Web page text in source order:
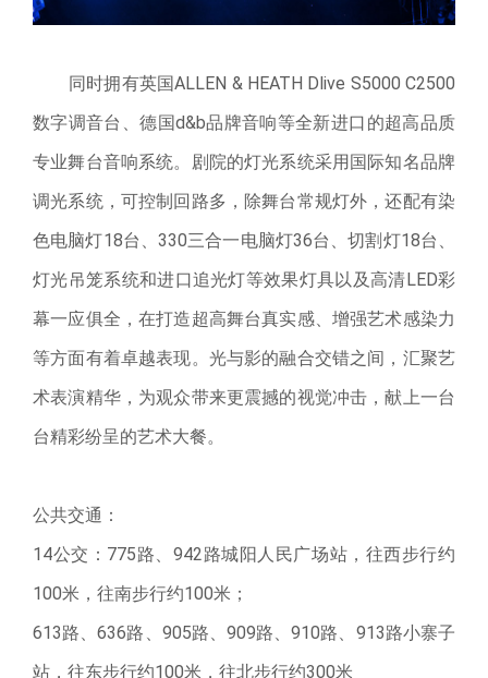
同时拥有英国ALLEN & HEATH Dlive S5000 C2500
数字调音台、德国d&b品牌音响等全新进口的超高品质
专业舞台音响系统。剧院的灯光系统采用国际知名品牌
调光系统，可控制回路多，除舞台常规灯外，还配有染
色电脑灯18台、330三合一电脑灯36台、切割灯18台、
灯光吊笼系统和进口追光灯等效果灯具以及高清LED彩
幕一应俱全，在打造超高舞台真实感、增强艺术感染力
等方面有着卓越表现。光与影的融合交错之间，汇聚艺
术表演精华，为观众带来更震撼的视觉冲击，献上一台
台精彩纷呈的艺术大餐。
公共交通：
14公交：775路、942路城阳人民广场站，往西步行约
100米，往南步行约100米；
613路、636路、905路、909路、910路、913路小寨子
站，往东步行约100米，往北步行约300米